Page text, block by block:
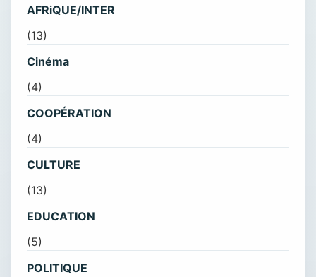
AFRiQUE/INTER
(13)
Cinéma
(4)
COOPÉRATION
(4)
CULTURE
(13)
EDUCATION
(5)
POLITIQUE